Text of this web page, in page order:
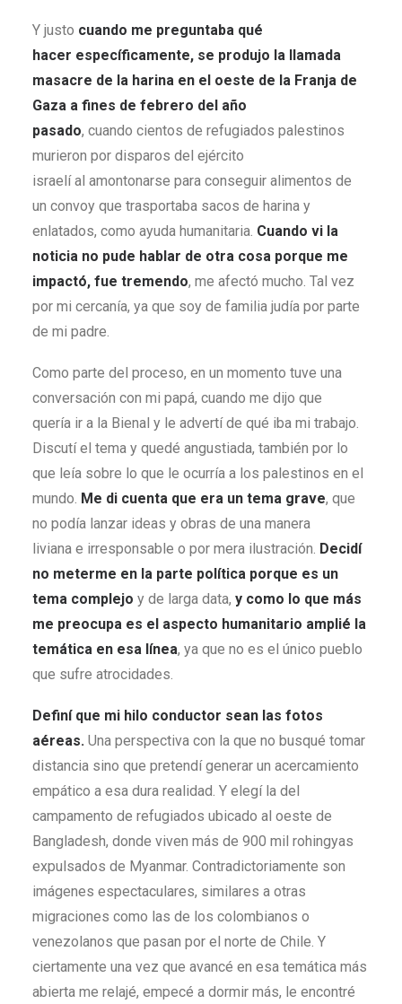
Y justo cuando me preguntaba qué
hacer específicamente, se produjo la llamada
masacre de la harina en el oeste de la Franja de
Gaza a fines de febrero del año
pasado, cuando cientos de refugiados palestinos
murieron por disparos del ejército
israelí al amontonarse para conseguir alimentos de
un convoy que trasportaba sacos de harina y
enlatados, como ayuda humanitaria. Cuando vi la
noticia no pude hablar de otra cosa porque me
impactó, fue tremendo, me afectó mucho. Tal vez
por mi cercanía, ya que soy de familia judía por parte
de mi padre.
Como parte del proceso, en un momento tuve una
conversación con mi papá, cuando me dijo que
quería ir a la Bienal y le advertí de qué iba mi trabajo.
Discutí el tema y quedé angustiada, también por lo
que leía sobre lo que le ocurría a los palestinos en el
mundo. Me di cuenta que era un tema grave, que
no podía lanzar ideas y obras de una manera
liviana e irresponsable o por mera ilustración. Decidí
no meterme en la parte política porque es un
tema complejo y de larga data, y como lo que más
me preocupa es el aspecto humanitario amplié la
temática en esa línea, ya que no es el único pueblo
que sufre atrocidades.
Definí que mi hilo conductor sean las fotos
aéreas. Una perspectiva con la que no busqué tomar
distancia sino que pretendí generar un acercamiento
empático a esa dura realidad. Y elegí la del
campamento de refugiados ubicado al oeste de
Bangladesh, donde viven más de 900 mil rohingyas
expulsados de Myanmar. Contradictoriamente son
imágenes espectaculares, similares a otras
migraciones como las de los colombianos o
venezolanos que pasan por el norte de Chile. Y
ciertamente una vez que avancé en esa temática más
abierta me relajé, empecé a dormir más, le encontré